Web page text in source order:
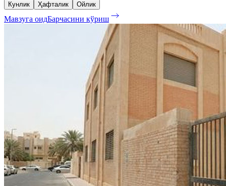
Кунлик Ҳафталик Ойлик
Мавзуга оидБарчасини кўриш